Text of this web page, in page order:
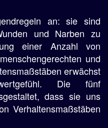
an: sie sind
und Narben zu
einer Anzahl von
und
erwächst
Die fünf
dass sie uns
Verhaltensmaßstäben